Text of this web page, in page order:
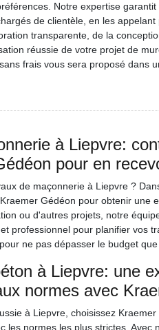
Notre expertise
de clientèle, en les appelant
transparente, de la
réussie de votre projet de
frais vous sera proposé dans
à Liepvre:
pour en
de maçonnerie à Liepvre ?
Gédéon pour obtenir une
ou d'autres projets, notre
professionnel pour planifier vos
ne pas dépasser le budget que
à Liepvre: une
normes avec
à Liepvre, choisissez
les normes les plus strictes. Avec